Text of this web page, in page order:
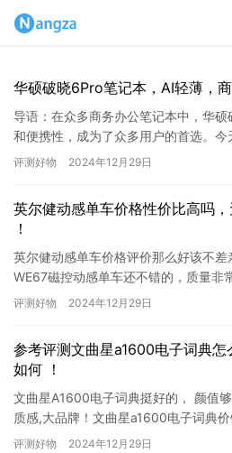
华硕破晓6Pro笔记本，AI轻薄，
导语：在众多商务办公笔记本中，华
和便携性，成为了众多用户的首选。
解这款笔记本，看看它究竟有哪些亮点
评测好物 2024年12月29日
英尔健动感单车价格性价比高吗
！
英尔健动感单车价格评价那么好该不
WE67磁控动感单车还不错的，质量非
感 。外观一看就喜欢，这款英尔健
评测好物 2024年12月29日
参考评测文曲星a1600电子词典怎么样？ 小巧便
如何 ！
文曲星A1600电子词典挺好的， 颜值
质感,大品牌！文曲星a1600电子词典
得文曲星A1600真的好的，非常灵敏，
评测好物 2024年12月29日